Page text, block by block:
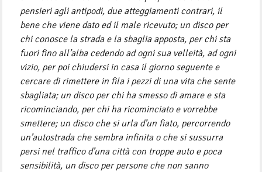
pensieri agli antipodi, due atteggiamenti contrari, il
bene che viene dato ed il male ricevuto; un disco per
chi conosce la strada e la sbaglia apposta, per chi sta
fuori fino all’alba cedendo ad ogni sua velleità, ad ogni
vizio, per poi chiudersi in casa il giorno seguente e
cercare di rimettere in fila i pezzi di una vita che sente
sbagliata; un disco per chi ha smesso di amare e sta
ricominciando, per chi ha ricominciato e vorrebbe
smettere; un disco che si urla d’un fiato, percorrendo
un’autostrada che sembra infinita o che si sussurra
persi nel traffico d’una città con troppe auto e poca
sensibilità, un disco per persone che non sanno